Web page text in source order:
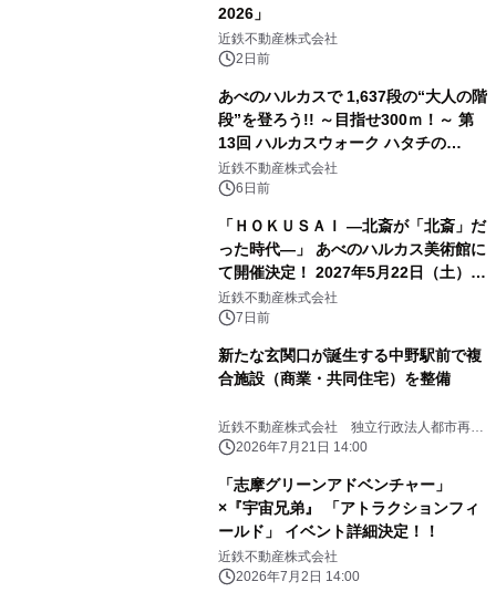
2026」
近鉄不動産株式会社
2日前
あべのハルカスで 1,637段の“大人の階
段”を登ろう!! ～目指せ300ｍ！～ 第
13回 ハルカスウォーク ハタチの
challenge!! 2027年1月11日（月・
祝）「成人の日」に開催
近鉄不動産株式会社
6日前
「ＨＯＫＵＳＡＩ ―北斎が「北斎」だ
った時代―」 あべのハルカス美術館に
て開催決定！ 2027年5月22日（土）か
ら7月19日（月・祝）まで
近鉄不動産株式会社
7日前
新たな玄関口が誕生する中野駅前で複
合施設（商業・共同住宅）を整備
近鉄不動産株式会社 独立行政法人都市再生
機構2026年7月21日 14:00
「志摩グリーンアドベンチャー」
×『宇宙兄弟』 「アトラクションフィ
ールド」 イベント詳細決定！！
近鉄不動産株式会社
2026年7月2日 14:00